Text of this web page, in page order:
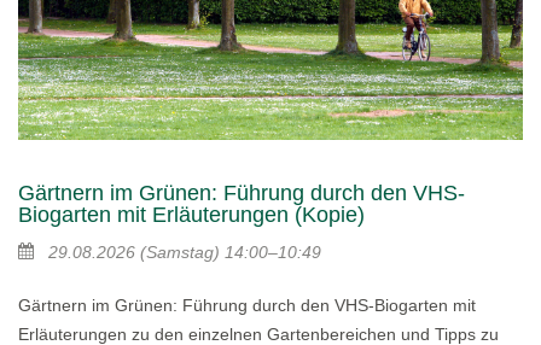
Gärtnern im Grünen: Führung durch den VHS-
Biogarten mit Erläuterungen (Kopie)
29.08.2026 (Samstag) 14:00–10:49
Gärtnern im Grünen: Führung durch den VHS-Biogarten mit
Erläuterungen zu den einzelnen Gartenbereichen und Tipps zu